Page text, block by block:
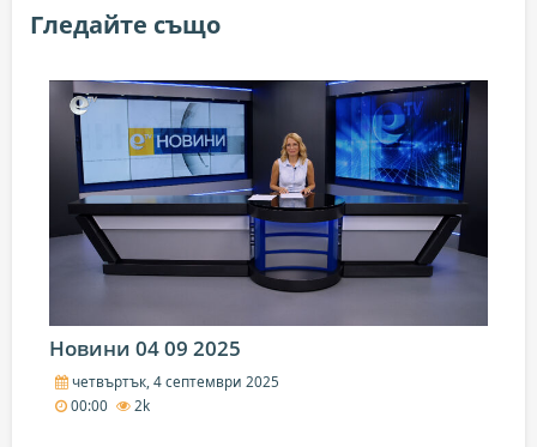
Гледайте също
Новини 04 09 2025
четвъртък, 4 септември 2025
00:00
2k